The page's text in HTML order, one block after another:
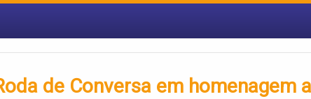
de Conversa em homenagem